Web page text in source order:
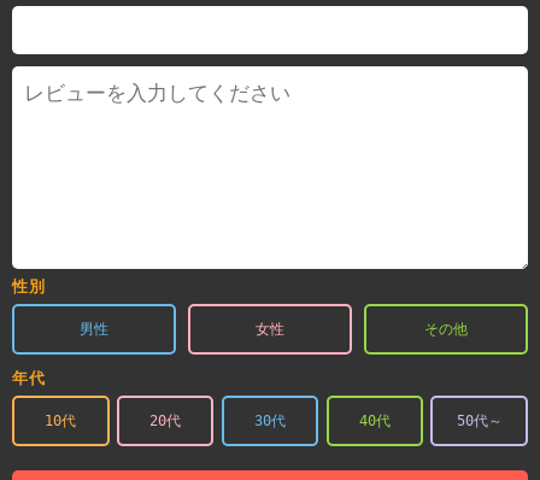
性別
男性 女性 その他
年代
10代 20代 30代 40代 50代～